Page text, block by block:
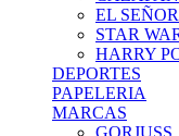
EL
STAR
HARRY
DEPORTES
PAPELERIA
MARCAS
GORJUSS